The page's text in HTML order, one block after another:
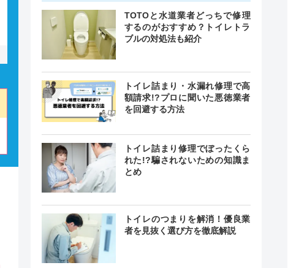
TOTOと水道業者どっちで修理
するのがおすすめ？トイレトラ
ブルの対処法も紹介
トイレ詰まり・水漏れ修理で高
額請求!?プロに聞いた悪徳業者
を回避する方法
トイレ詰まり修理でぼったくら
れた!?騙されないための知識ま
とめ
トイレのつまりを解消！優良業
者を見抜く選び方を徹底解説